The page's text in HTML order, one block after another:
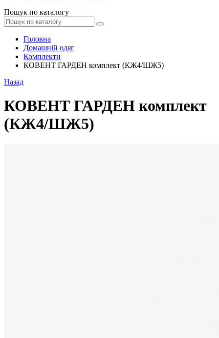
Пошук по каталогу
Головна
Домашній одяг
Комплекти
КОВЕНТ ГАРДЕН комплект (КЖ4/ШЖ5)
Назад
КОВЕНТ ГАРДЕН комплект
(КЖ4/ШЖ5)